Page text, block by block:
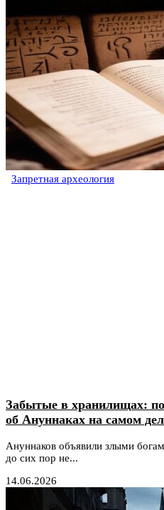
Запретная археология
Забытые в хранилищах:
об Ануннаках на самом
Ануннаков объявили злыми
до сих пор не...
14.06.2026